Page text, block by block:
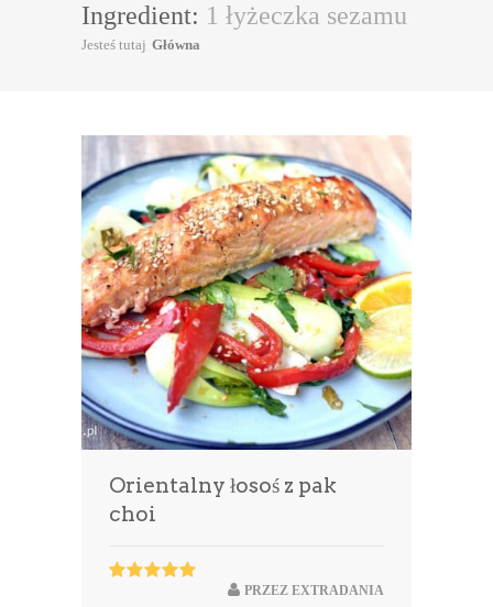
Ingredient: 1 łyżeczka sezamu
Jesteś tutaj Główna
Orientalny łosoś z pak
choi
PRZEZ EXTRADANIA